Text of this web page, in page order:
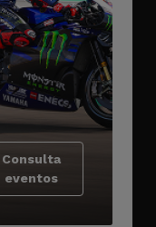
Consulta
eventos